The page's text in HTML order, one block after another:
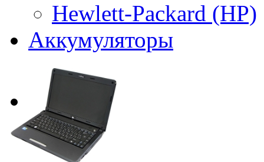
Hewlett-Packard (HP)
Аккумуляторы